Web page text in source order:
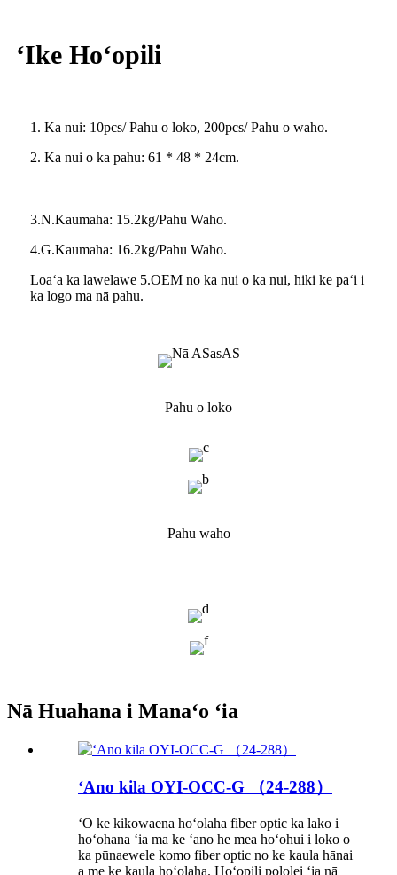
ʻIke Hoʻopili
1. Ka nui: 10pcs/ Pahu o loko, 200pcs/ Pahu o waho.
2. Ka nui o ka pahu: 61 * 48 * 24cm.
3.N.Kaumaha: 15.2kg/Pahu Waho.
4.G.Kaumaha: 16.2kg/Pahu Waho.
Loaʻa ka lawelawe 5.OEM no ka nui o ka nui, hiki ke paʻi i
ka logo ma nā pahu.
Pahu o loko
Pahu waho
Nā Huahana i Manaʻo ʻia
ʻAno kila OYI-OCC-G （24-288）
ʻO ke kikowaena hoʻolaha fiber optic ka lako i
hoʻohana ʻia ma ke ʻano he mea hoʻohui i loko o
ka pūnaewele komo fiber optic no ke kaula hānai
a me ke kaula hoʻolaha. Hoʻopili pololei ʻia nā